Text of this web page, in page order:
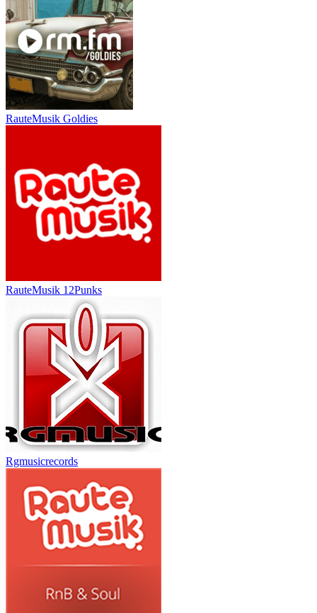
RauteMusik Goldies
RauteMusik 12Punks
Rgmusicrecords